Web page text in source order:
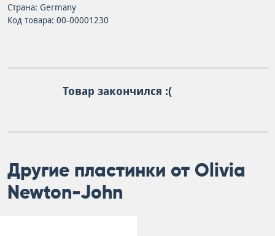
Страна: Germany
Код товара: 00-00001230
Товар закончился :(
Другие пластинки от Olivia
Newton-John